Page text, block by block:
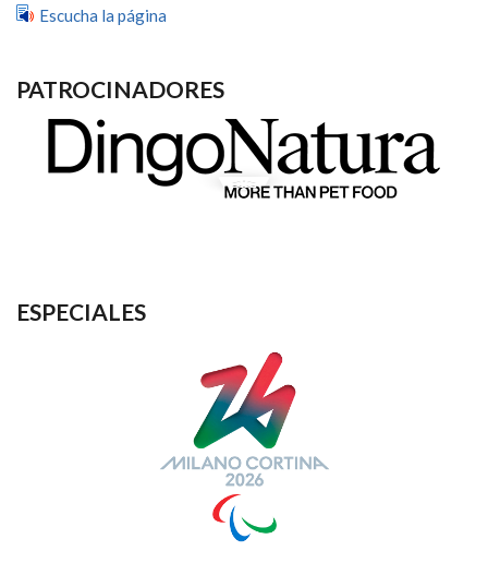
Escucha la página
PATROCINADORES
ESPECIALES